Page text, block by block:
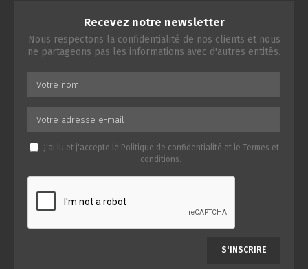
Recevez notre newsletter
Nous respectons la confidentialité de nos clients et nous
ne partageons pas les informations avec d'autres entités.
J'ai lu et j'accepte le Politique de confidentialité et le Termes et
conditions.
S'INSCRIRE